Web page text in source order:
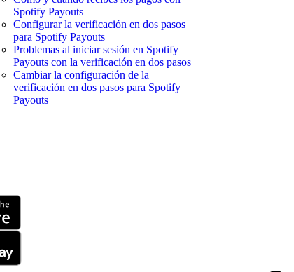
Spotify Payouts
Configurar la verificación en dos pasos
para Spotify Payouts
Problemas al iniciar sesión en Spotify
Payouts con la verificación en dos pasos
Cambiar la configuración de la
verificación en dos pasos para Spotify
Payouts